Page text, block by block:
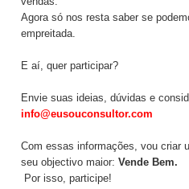
Agora só nos resta saber se
empreitada.
E aí, quer participar?
Envie suas ideias, dúvidas e
info@eusouconsultor.com
Com essas informações, vou criar
seu objectivo maior: Vende Bem.
Por isso, participe!